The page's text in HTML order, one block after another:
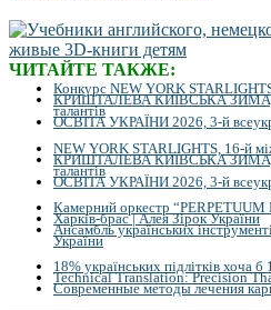
ЧИТАЙТЕ ТАКЖЕ:
Конкурс NEW YORK
КРИШТАЛЕВА КИЇВСЬКА ЗИМА,
талантів
ОСВІТА УКРАЇНИ 2026, 3-й
NEW YORK STARLIGHTS, 16-й
КРИШТАЛЕВА КИЇВСЬКА ЗИМА,
талантів
ОСВІТА УКРАЇНИ 2026, 3-й
Камерний оркестр “PERPETUUM
Харків-брас | Алея Зірок України
Ансамбль українських
України
18% українських підлітків хоча
Technical Translation: Precision
Современные методы лечения